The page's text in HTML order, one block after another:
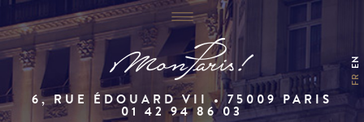
FR
EN
6, RUE ÉDOUARD VII • 75009 PARIS
01 42 94 86 03